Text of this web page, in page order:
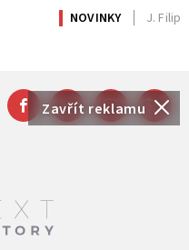
Zavřít reklamu
NOVINKY J. Filip